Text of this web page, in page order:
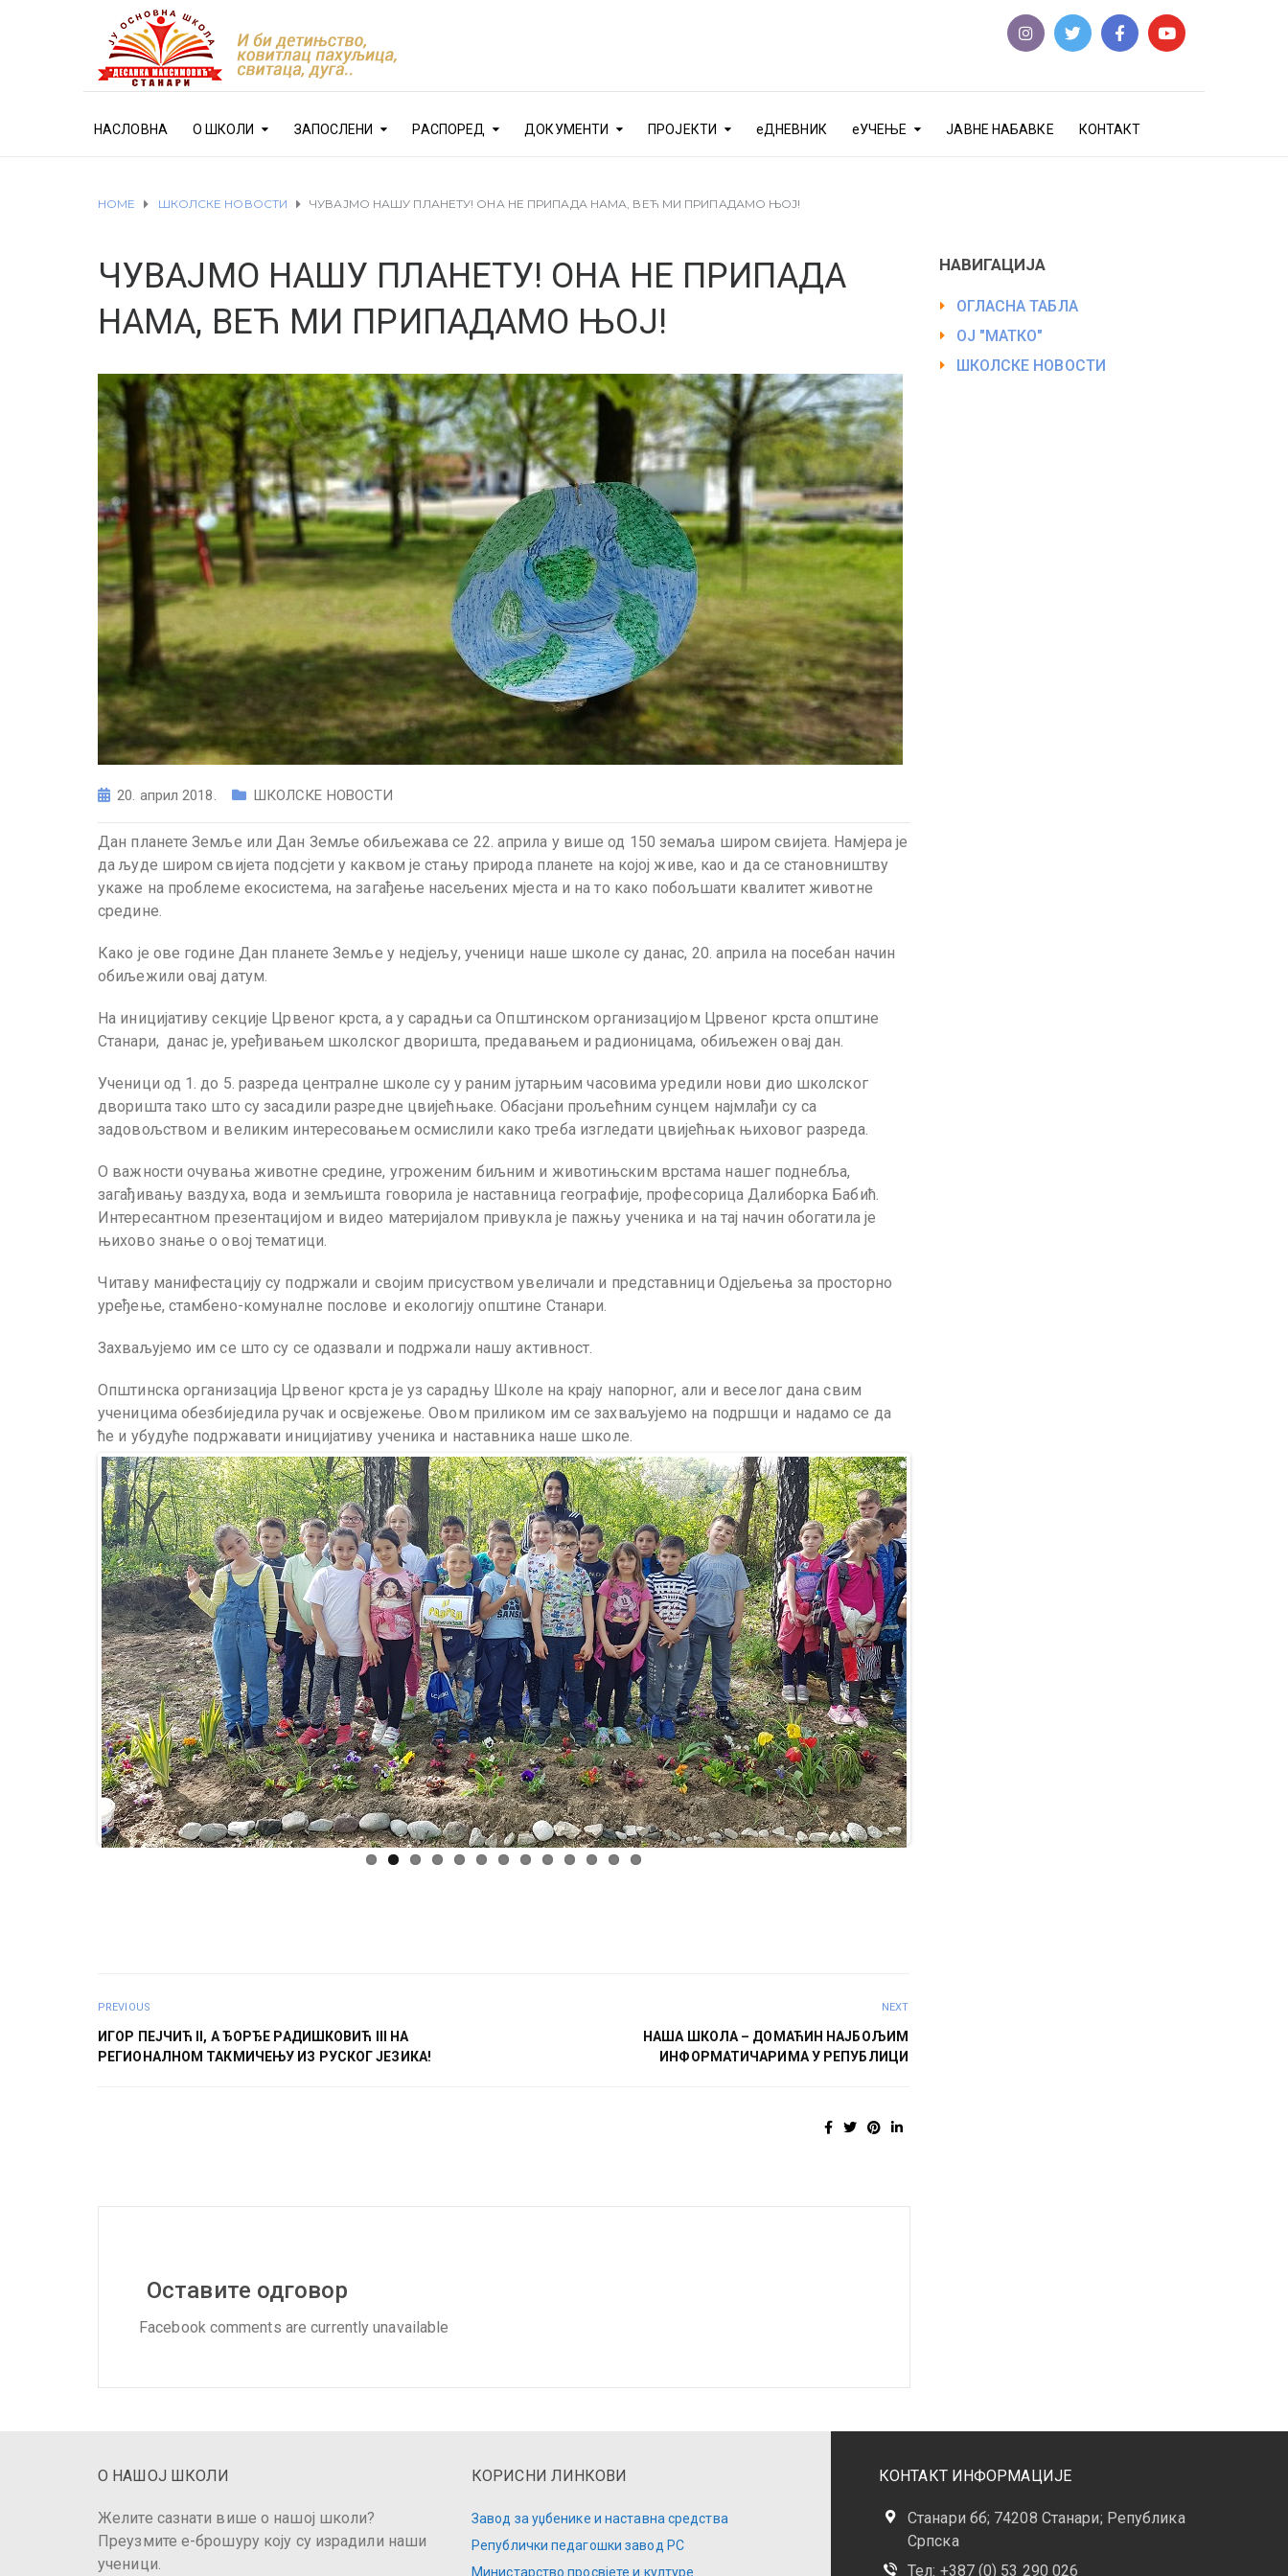
НАСЛОВНА О ШКОЛИ ЗАПОСЛЕНИ РАСПОРЕД ДОКУМЕНТИ ПРОЈЕКТИ еДНЕВНИК еУЧЕЊЕ ЈАВНЕ НАБАВКЕ КОНТАКТ
HOME ШКОЛСКЕ НОВОСТИ ЧУВАЈМО НАШУ ПЛАНЕТУ! ОНА НЕ ПРИПАДА НАМА, ВЕЋ МИ ПРИПАДАМО ЊОЈ!
ЧУВАЈМО НАШУ ПЛАНЕТУ! ОНА НЕ ПРИПАДА
НАМА, ВЕЋ МИ ПРИПАДАМО ЊОЈ!
20. април 2018. ШКОЛСКЕ НОВОСТИ
Дан планете Земље или Дан Земље обиљежава се 22. априла у више од 150 земаља широм свијета. Намјера је
да људе широм свијета подсјети у каквом је стању природа планете на којој живе, као и да се становништву
укаже на проблеме екосистема, на загађење насељених мјеста и на то како побољшати квалитет животне
средине.
Како је ове године Дан планете Земље у недјељу, ученици наше школе су данас, 20. априла на посебан начин
обиљежили овај датум.
На иницијативу секције Црвеног крста, а у сарадњи са Општинском организацијом Црвеног крста општине
Станари, данас је, уређивањем школског дворишта, предавањем и радионицама, обиљежен овај дан.
Ученици од 1. до 5. разреда централне школе су у раним јутарњим часовима уредили нови дио школског
дворишта тако што су засадили разредне цвијећњаке. Обасјани прољећним сунцем најмлађи су са
задовољством и великим интересовањем осмислили како треба изгледати цвијећњак њиховог разреда.
О важности очувања животне средине, угроженим биљним и животињским врстама нашег поднебља,
загађивању ваздуха, вода и земљишта говорила је наставница географије, професорица Далиборка Бабић.
Интересантном презентацијом и видео материјалом привукла је пажњу ученика и на тај начин обогатила је
њихово знање о овој тематици.
Читаву манифестацију су подржали и својим присуством увеличали и представници Одјељења за просторно
уређење, стамбено-комуналне послове и екологију општине Станари.
Захваљујемо им се што су се одазвали и подржали нашу активност.
Општинска организација Црвеног крста је уз сарадњу Школе на крају напорног, али и веселог дана свим
ученицима обезбиједила ручак и освјежење. Овом приликом им се захваљујемо на подршци и надамо се да
ће и убудуће подржавати иницијативу ученика и наставника наше школе.
PREVIOUS
ИГОР ПЕЈЧИЋ II, A ЂОРЂЕ РАДИШКОВИЋ III НА
РЕГИОНАЛНОМ ТАКМИЧЕЊУ ИЗ РУСКОГ ЈЕЗИКА!
NEXT
НАША ШКОЛА – ДОМАЋИН НАЈБОЉИМ
ИНФОРМАТИЧАРИМА У РЕПУБЛИЦИ
Оставите одговор
Facebook comments are currently unavailable
НАВИГАЦИЈА
ОГЛАСНА ТАБЛА
ОЈ "МАТКО"
ШКОЛСКЕ НОВОСТИ
О НАШОЈ ШКОЛИ
Желите сазнати више о нашој школи?
Преузмите е-брошуру коју су израдили наши
ученици.
КОРИСНИ ЛИНКОВИ
Завод за уџбенике и наставна средства
Републички педагошки завод РС
Министарство просвјете и културе
КОНТАКТ ИНФОРМАЦИЈЕ
Станари бб; 74208 Станари; Република
Српска
Тел: +387 (0) 53 290 026